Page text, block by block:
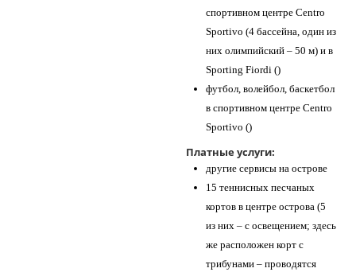
спортивном центре Centro
Sportivo (4 бассейна, один из
них олимпийский – 50 м) и в
Sporting Fiordi ()
футбол, волейбол, баскетбол
в спортивном центре Centro
Sportivo ()
Платные услуги:
другие сервисы на острове
15 теннисных песчаных
кортов в центре острова (5
из них – с освещением; здесь
же расположен корт с
трибунами – проводятся